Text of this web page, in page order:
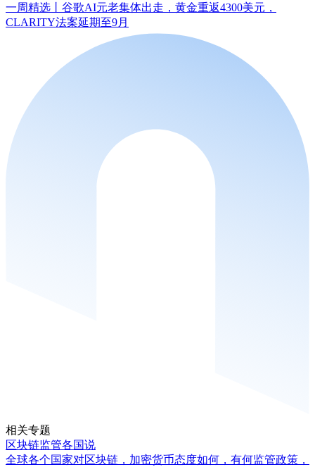
一周精选丨谷歌AI元老集体出走，黄金重返4300美元，
CLARITY法案延期至9月
相关专题
区块链监管各国说
全球各个国家对区块链，加密货币态度如何，有何监管政策，